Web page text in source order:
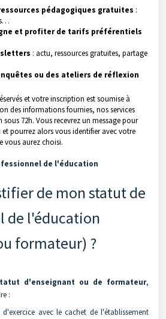
pédagogiques gratuites :
et profiter de tarifs préférentiels
: actu, ressources gratuites, partage
ou des ateliers de réflexion
et votre inscription est soumise à
des informations fournies, nos services
72h. Vous recevrez un message pour
pourrez alors vous identifier avec votre
vous aurez choisi.
de l'éducation
de mon statut de
de l'éducation
formateur) ?
d'enseignant ou de formateur,
:
avec le cachet de l'établissement